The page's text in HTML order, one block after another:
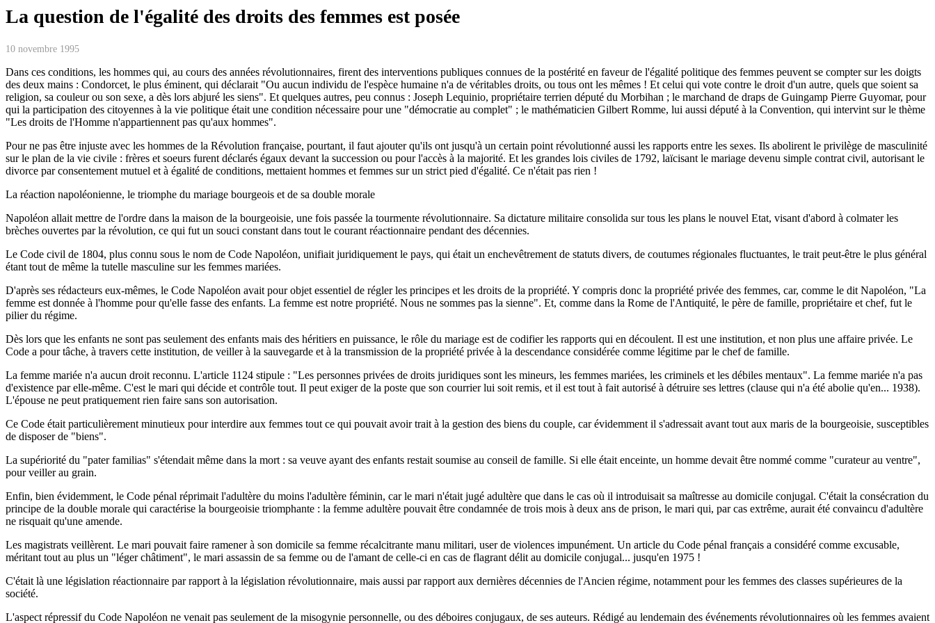
La question de l'égalité des droits des femmes est posée
10 novembre 1995
Dans ces conditions, les hommes qui, au cours des années révolutionnaires, firent des interventions publiques connues de la postérité en faveur de l'égalité politique des femmes peuvent se compter sur les doigts
des deux mains : Condorcet, le plus éminent, qui déclarait "Ou aucun individu de l'espèce humaine n'a de véritables droits, ou tous ont les mêmes ! Et celui qui vote contre le droit d'un autre, quels que soient sa
religion, sa couleur ou son sexe, a dès lors abjuré les siens". Et quelques autres, peu connus : Joseph Lequinio, propriétaire terrien député du Morbihan ; le marchand de draps de Guingamp Pierre Guyomar, pour
qui la participation des citoyennes à la vie politique était une condition nécessaire pour une "démocratie au complet" ; le mathématicien Gilbert Romme, lui aussi député à la Convention, qui intervint sur le thème
"Les droits de l'Homme n'appartiennent pas qu'aux hommes".
Pour ne pas être injuste avec les hommes de la Révolution française, pourtant, il faut ajouter qu'ils ont jusqu'à un certain point révolutionné aussi les rapports entre les sexes. Ils abolirent le privilège de masculinité
sur le plan de la vie civile : frères et soeurs furent déclarés égaux devant la succession ou pour l'accès à la majorité. Et les grandes lois civiles de 1792, laïcisant le mariage devenu simple contrat civil, autorisant le
divorce par consentement mutuel et à égalité de conditions, mettaient hommes et femmes sur un strict pied d'égalité. Ce n'était pas rien !
La réaction napoléonienne, le triomphe du mariage bourgeois et de sa double morale
Napoléon allait mettre de l'ordre dans la maison de la bourgeoisie, une fois passée la tourmente révolutionnaire. Sa dictature militaire consolida sur tous les plans le nouvel Etat, visant d'abord à colmater les
brèches ouvertes par la révolution, ce qui fut un souci constant dans tout le courant réactionnaire pendant des décennies.
Le Code civil de 1804, plus connu sous le nom de Code Napoléon, unifiait juridiquement le pays, qui était un enchevêtrement de statuts divers, de coutumes régionales fluctuantes, le trait peut-être le plus général
étant tout de même la tutelle masculine sur les femmes mariées.
D'après ses rédacteurs eux-mêmes, le Code Napoléon avait pour objet essentiel de régler les principes et les droits de la propriété. Y compris donc la propriété privée des femmes, car, comme le dit Napoléon, "La
femme est donnée à l'homme pour qu'elle fasse des enfants. La femme est notre propriété. Nous ne sommes pas la sienne". Et, comme dans la Rome de l'Antiquité, le père de famille, propriétaire et chef, fut le
pilier du régime.
Dès lors que les enfants ne sont pas seulement des enfants mais des héritiers en puissance, le rôle du mariage est de codifier les rapports qui en découlent. Il est une institution, et non plus une affaire privée. Le
Code a pour tâche, à travers cette institution, de veiller à la sauvegarde et à la transmission de la propriété privée à la descendance considérée comme légitime par le chef de famille.
La femme mariée n'a aucun droit reconnu. L'article 1124 stipule : "Les personnes privées de droits juridiques sont les mineurs, les femmes mariées, les criminels et les débiles mentaux". La femme mariée n'a pas
d'existence par elle-même. C'est le mari qui décide et contrôle tout. Il peut exiger de la poste que son courrier lui soit remis, et il est tout à fait autorisé à détruire ses lettres (clause qui n'a été abolie qu'en... 1938).
L'épouse ne peut pratiquement rien faire sans son autorisation.
Ce Code était particulièrement minutieux pour interdire aux femmes tout ce qui pouvait avoir trait à la gestion des biens du couple, car évidemment il s'adressait avant tout aux maris de la bourgeoisie, susceptibles
de disposer de "biens".
La supériorité du "pater familias" s'étendait même dans la mort : sa veuve ayant des enfants restait soumise au conseil de famille. Si elle était enceinte, un homme devait être nommé comme "curateur au ventre",
pour veiller au grain.
Enfin, bien évidemment, le Code pénal réprimait l'adultère du moins l'adultère féminin, car le mari n'était jugé adultère que dans le cas où il introduisait sa maîtresse au domicile conjugal. C'était la consécration du
principe de la double morale qui caractérise la bourgeoisie triomphante : la femme adultère pouvait être condamnée de trois mois à deux ans de prison, le mari qui, par cas extrême, aurait été convaincu d'adultère
ne risquait qu'une amende.
Les magistrats veillèrent. Le mari pouvait faire ramener à son domicile sa femme récalcitrante manu militari, user de violences impunément. Un article du Code pénal français a considéré comme excusable,
méritant tout au plus un "léger châtiment", le mari assassin de sa femme ou de l'amant de celle-ci en cas de flagrant délit au domicile conjugal... jusqu'en 1975 !
C'était là une législation réactionnaire par rapport à la législation révolutionnaire, mais aussi par rapport aux dernières décennies de l'Ancien régime, notamment pour les femmes des classes supérieures de la
société.
L'aspect répressif du Code Napoléon ne venait pas seulement de la misogynie personnelle, ou des déboires conjugaux, de ses auteurs. Rédigé au lendemain des événements révolutionnaires où les femmes avaient